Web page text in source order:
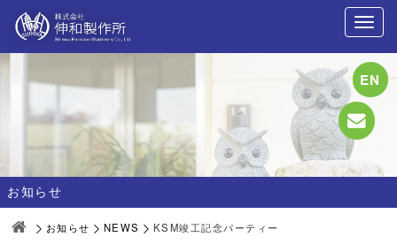
EN
お知らせ
お知らせ NEWS KSM竣工記念パーティー